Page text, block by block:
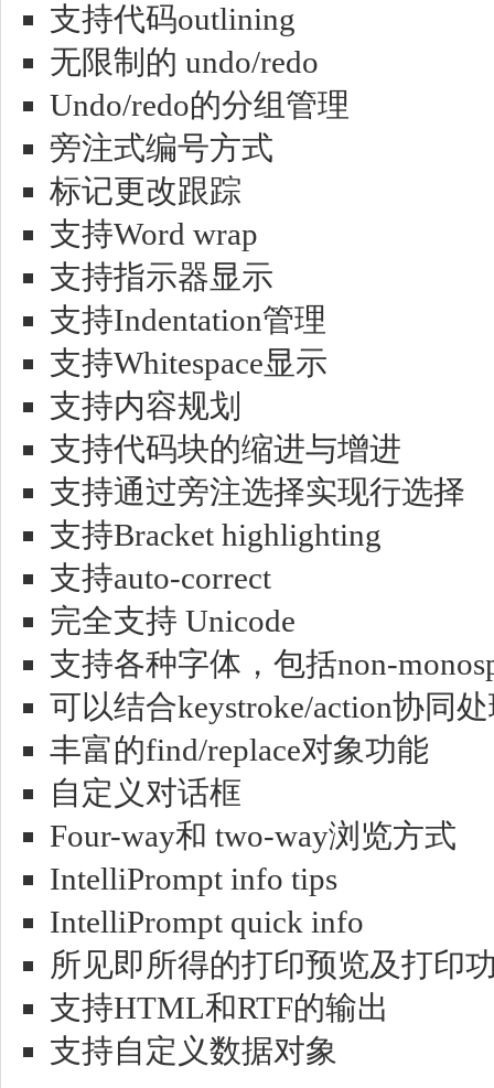
支持代码outlining
无限制的 undo/redo
Undo/redo的分组管理
旁注式编号方式
标记更改跟踪
支持Word wrap
支持指示器显示
支持Indentation管理
支持Whitespace显示
支持内容规划
支持代码块的缩进与增进
支持通过旁注选择实现行选择
支持Bracket highlighting
支持auto-correct
完全支持 Unicode
支持各种字体，包括non-
可以结合keystroke/action协同
丰富的find/replace对象功能
自定义对话框
Four-way和 two-way浏览方式
IntelliPrompt info tips
IntelliPrompt quick info
所见即所得的打印预览及打印
支持HTML和RTF的输出
支持自定义数据对象